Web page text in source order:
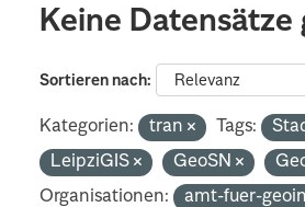
Keine Datensätze
Sortieren nach
Kategorien: tran Tags:
LeipziGIS
GeoSN
Organisationen:
amt-fuer-